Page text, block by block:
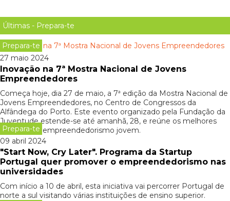
Últimas - Prepara-te
Prepara-te
27 maio 2024
Inovação na 7ª Mostra Nacional de Jovens
Empreendedores
Começa hoje, dia 27 de maio, a 7ª edição da Mostra Nacional de
Jovens Empreendedores, no Centro de Congressos da
Alfândega do Porto. Este evento organizado pela Fundação da
Juventude estende-se até amanhã, 28, e reúne os melhores
projetos de empreendedorismo jovem.
Prepara-te
09 abril 2024
"Start Now, Cry Later". Programa da Startup
Portugal quer promover o empreendedorismo nas
universidades
Com início a 10 de abril, esta iniciativa vai percorrer Portugal de
norte a sul visitando várias instituições de ensino superior.